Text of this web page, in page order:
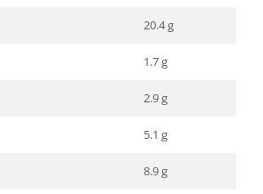
20.4 g
1.7 g
2.9 g
5.1 g
8.9 g